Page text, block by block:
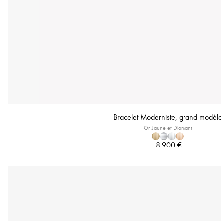
Bracelet Moderniste, grand
Or Jaune et Diamant
8 900 €